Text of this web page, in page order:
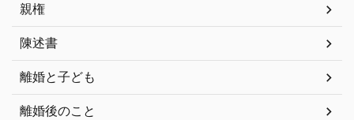
親権
陳述書
離婚と子ども
離婚後のこと